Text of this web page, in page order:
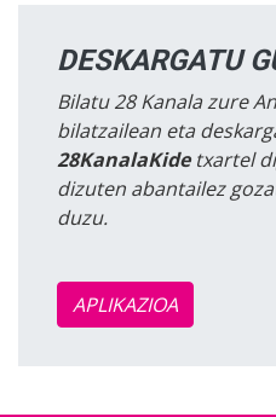
DESKARGATU
Bilatu 28 Kanala zure
bilatzailean eta
28KanalaKidetxartel
dizuten abantailez
duzu.
APLIKAZIOA